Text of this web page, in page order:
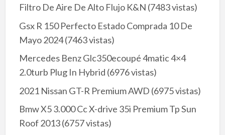
Filtro De Aire De Alto Flujo K&N (7483 vistas)
Gsx R 150 Perfecto Estado Comprada 10 De
Mayo 2024(7463 vistas)
Mercedes Benz Glc350ecoupé 4matic 4×4
2.0turb Plug In Hybrid (6976 vistas)
2021 Nissan GT-R Premium AWD (6975 vistas)
Bmw X5 3.000 Cc X-drive 35i Premium Tp Sun
Roof 2013(6757 vistas)